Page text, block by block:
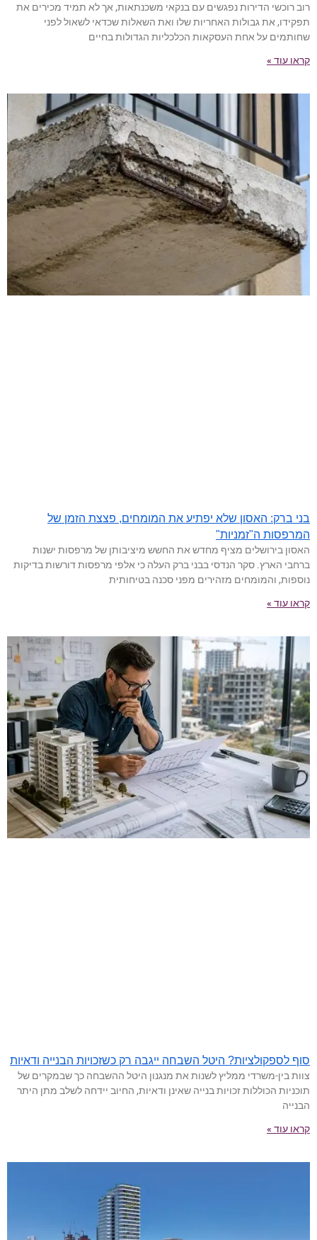
רוב רוכשי הדירות נפגשים עם בנקאי משכנתאות, אך לא תמיד מכירים את
תפקידו, את גבולות האחריות שלו ואת השאלות שכדאי לשאול לפני
שחותמים על אחת העסקאות הכלכליות הגדולות בחיים
קראו עוד »
בני ברק: האסון שלא יפתיע את המומחים, פצצת הזמן של
המרפסות ה"זמניות"
האסון בירושלים מציף מחדש את החשש מיציבותן של מרפסות ישנות
ברחבי הארץ. סקר הנדסי בבני ברק העלה כי אלפי מרפסות דורשות בדיקות
נוספות, והמומחים מזהירים מפני סכנה בטיחותית
קראו עוד »
סוף לספקולציות? היטל השבחה ייגבה רק כשזכויות הבנייה ודאיות
צוות בין-משרדי ממליץ לשנות את מנגנון היטל ההשבחה כך שבמקרים של
תוכניות הכוללות זכויות בנייה שאינן ודאיות, החיוב יידחה לשלב מתן היתר
הבנייה
קראו עוד »